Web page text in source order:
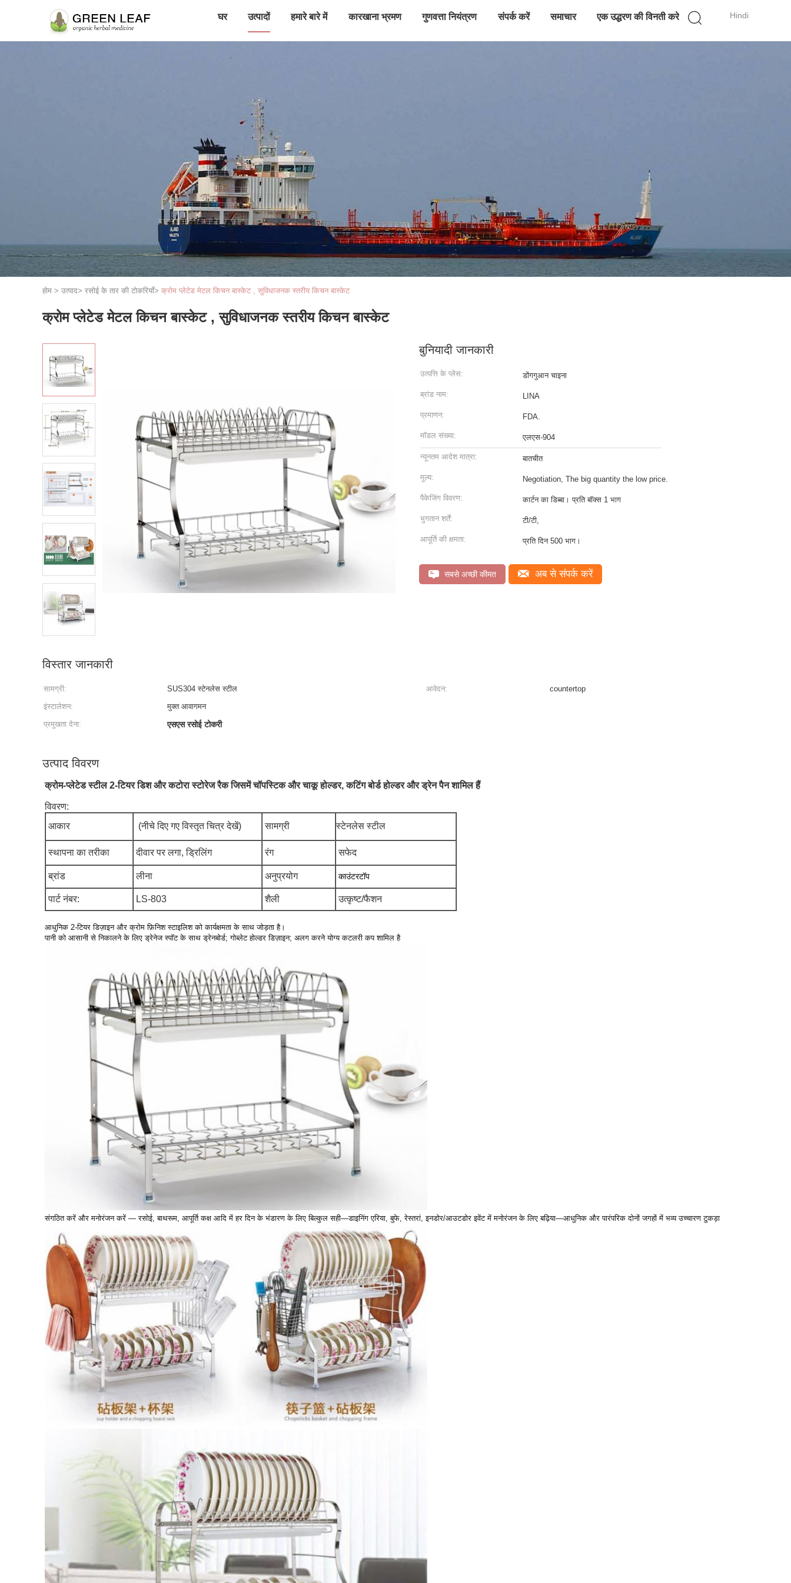
Hindi
घर उत्पादों हमारे बारे में कारखाना भ्रमण गुणवत्ता नियंत्रण संपर्क करें समाचार एक उद्धरण की विनती करे
होम > उत्पाद> रसोई के तार की टोकरियाँ> क्रोम प्लेटेड मेटल किचन बास्केट , सुविधाजनक स्तरीय किचन बास्केट
क्रोम प्लेटेड मेटल किचन बास्केट , सुविधाजनक स्तरीय किचन बास्केट
बुनियादी जानकारी
उत्पत्ति के प्लेस: डोंगगुआन चाइना
ब्रांड नाम: LINA
प्रमाणन: FDA.
मॉडल संख्या: एलएस-904
न्यूनतम आदेश मात्रा: बातचीत
मूल्य: Negotiation, The big quantity the low price.
पैकेजिंग विवरण: कार्टन का डिब्बा। प्रति बॉक्स 1 भाग
भुगतान शर्तें: टी/टी,
आपूर्ति की क्षमता: प्रति दिन 500 भाग।
सबसे अच्छी कीमत अब से संपर्क करें
विस्तार जानकारी
सामग्री: SUS304 स्टेनलेस स्टील आवेदन:
countertop
इंस्टालेशन:
मुक्त आवागमन
प्रमुखता देना:
एसएस रसोई टोकरी
उत्पाद विवरण
क्रोम-प्लेटेड स्टील 2-टियर डिश और कटोरा स्टोरेज रैक जिसमें चॉपस्टिक और चाकू होल्डर, कटिंग बोर्ड होल्डर और ड्रेन पैन शामिल हैं
विवरण:
आकार
(नीचे दिए गए विस्तृत चित्र देखें) सामग्री स्टेनलेस स्टील
स्थापना का तरीका दीवार पर लगा, ड्रिलिंग रंग सफेद
ब्रांड लीना अनुप्रयोग काउंटरटॉप
पार्ट नंबर: LS-803 शैली उत्कृष्ट/फैशन
आधुनिक 2-टियर डिज़ाइन और क्रोम फ़िनिश स्टाइलिश को कार्यक्षमता के साथ जोड़ता है।
पानी को आसानी से निकालने के लिए ड्रेनेज स्पॉट के साथ ड्रेनबोर्ड; गोब्लेट होल्डर डिज़ाइन; अलग करने योग्य कटलरी कप शामिल है
संगठित करें और मनोरंजन करें — रसोई, बाथरूम, आपूर्ति कक्ष आदि में हर दिन के भंडारण के लिए बिल्कुल सही—डाइनिंग एरिया, बुफे, रेस्तरां, इनडोर/आउटडोर इवेंट में मनोरंजन के लिए बढ़िया—आधुनिक और पारंपरिक दोनों जगहों में भव्य उच्चारण टुकड़ा